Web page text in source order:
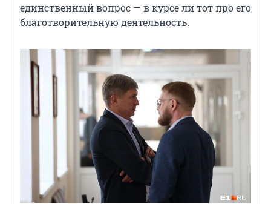
единственный вопрос — в курсе ли тот про его
благотворительную деятельность.